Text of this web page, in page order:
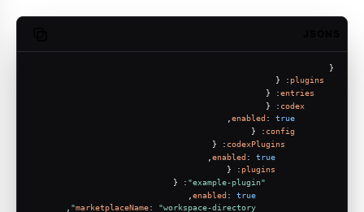
{
plugins
: {
entries
: {
codex
: {
enabled : true
config
: {
codexPlugins
: {
enabled : true
plugins
: {
"example-plugin"
: {
enabled : true
marketplaceName: "workspace-directory"
,